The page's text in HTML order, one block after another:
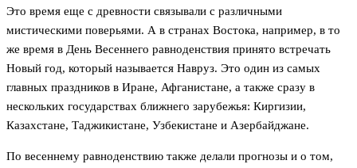
Это время еще с древности связывали с различными
мистическими поверьями. А в странах Востока, например, в то
же время в День Весеннего равноденствия принято встречать
Новый год, который называется Навруз. Это один из самых
главных праздников в Иране, Афганистане, а также сразу в
нескольких государствах ближнего зарубежья: Киргизии,
Казахстане, Таджикистане, Узбекистане и Азербайджане.
По весеннему равноденствию также делали прогнозы и о том,